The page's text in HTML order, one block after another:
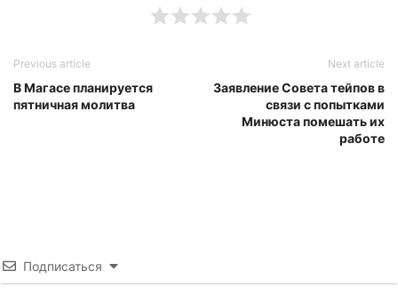
Previous article
В Магасе планируется
пятничная молитва
Next article
Заявление Совета тейпов в
связи с попытками
Минюста помешать их
работе
Подписаться